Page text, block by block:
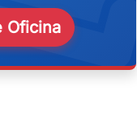
Oficina